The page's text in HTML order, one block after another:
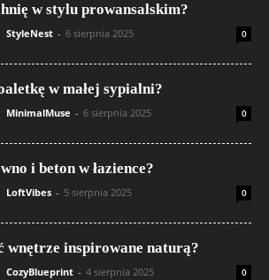
w stylu prowansalskim?
StyleNest - 6 sierpnia 2025 0
w małej sypialni?
MinimalMuse - 6 sierpnia 2025 0
i beton w łazience?
LoftVibes - 5 sierpnia 2025 0
wnętrze inspirowane naturą?
CozyBlueprint - 4 sierpnia 2025 0